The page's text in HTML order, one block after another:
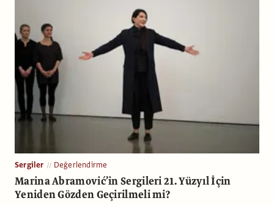
Sergiler Değerlendirme
Marina Abramović’in Sergileri 21. Yüzyıl İçin
Yeniden Gözden Geçirilmeli mi?